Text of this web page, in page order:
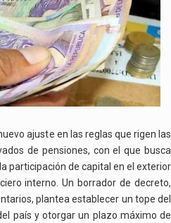
FONDOS
DE
PENSIONES
Y
FIJA
PLAZO
PARA
REPATRIAR
ajuste en las reglas que rigen las
de pensiones, con el que busca
participación de capital en el exterior
interno. Un borrador de decreto,
plantea establecer un tope del
país y otorgar un plazo máximo de